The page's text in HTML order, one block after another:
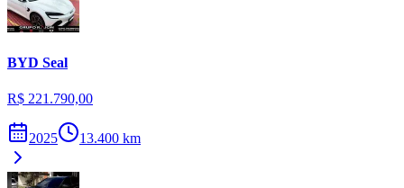
BYD Seal
R$ 221.790,00
2025 13.400 km